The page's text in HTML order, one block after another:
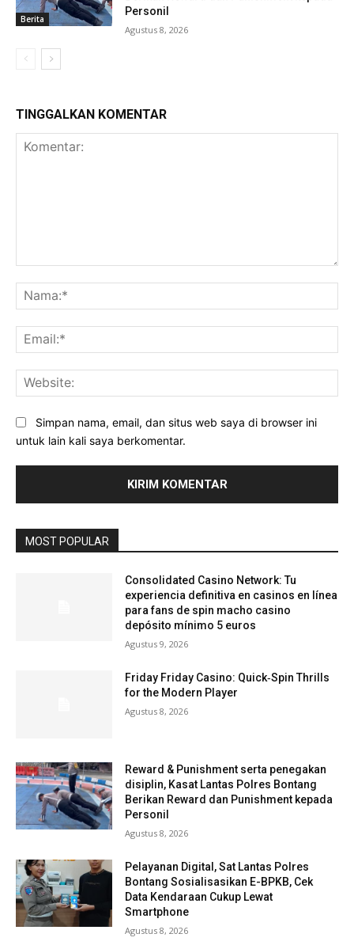
Berita
Personil
Agustus 8, 2026
TINGGALKAN KOMENTAR
Simpan nama, email, dan situs web saya di browser ini
untuk lain kali saya berkomentar.
MOST POPULAR
Consolidated Casino Network: Tu
experiencia definitiva en casinos en línea
para fans de spin macho casino
depósito mínimo 5 euros
Agustus 9, 2026
Friday Friday Casino: Quick‑Spin Thrills
for the Modern Player
Agustus 8, 2026
Reward & Punishment serta penegakan
disiplin, Kasat Lantas Polres Bontang
Berikan Reward dan Punishment kepada
Personil
Agustus 8, 2026
Pelayanan Digital, Sat Lantas Polres
Bontang Sosialisasikan E-BPKB, Cek
Data Kendaraan Cukup Lewat
Smartphone
Agustus 8, 2026